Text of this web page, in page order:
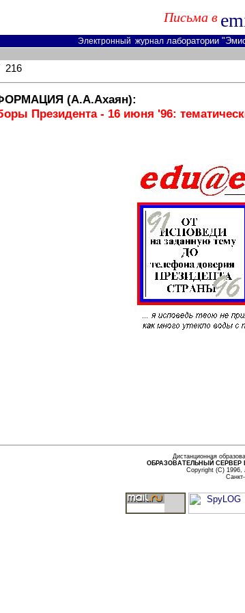
Письма в
Электронный журнал лаборатории
216
(А.А.Ахаян):
Президента - 16 июня '96:
Дистанционная
ОБРАЗОВАТЕЛЬНЫЙ СЕРВЕР
Copyright (С) 1996,